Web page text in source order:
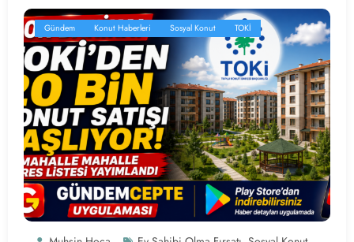
Gündem Konut Haberleri Sosyal Konut TOKİ